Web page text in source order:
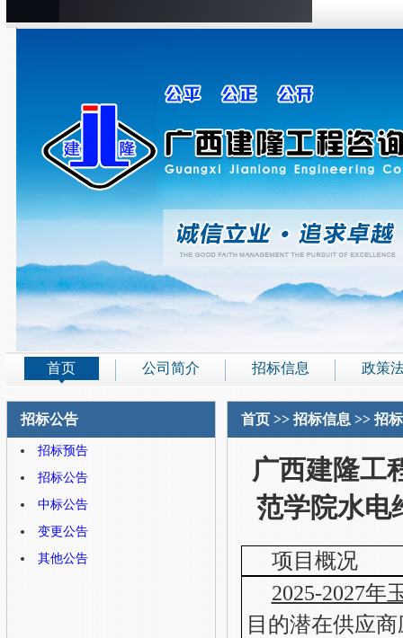
首页 公司简介 招标信息 政策
招标公告
招标预告
招标公告
中标公告
变更公告
其他公告
首页>> 招标信息 >> 招
广西建隆工
范学院水电
项目概况
2025-2027年
目的潜在供应